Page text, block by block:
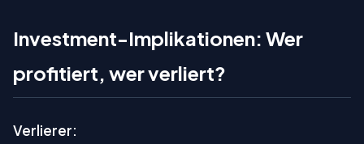
Investment-Implikationen: Wer
profitiert, wer verliert?
Verlierer: